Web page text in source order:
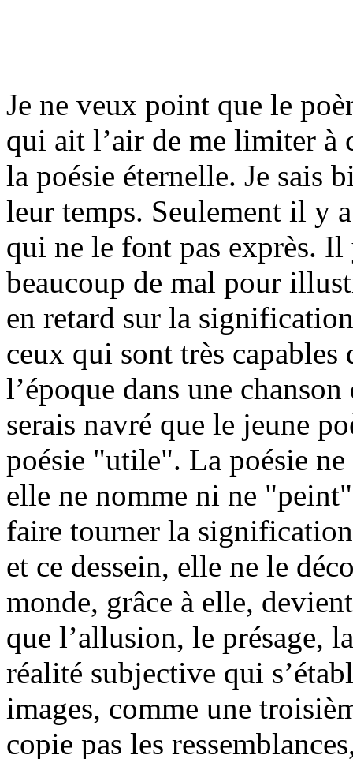
Je ne veux point que le
qui ait l’air de me limiter à
la poésie éternelle. Je sais
leur temps. Seulement il y
qui ne le font pas exprès.
beaucoup de mal pour
en retard sur la
ceux qui sont très
l’époque dans une
serais navré que le jeune
poésie "utile". La poésie
elle ne nomme ni ne
faire tourner la signification
et ce dessein, elle ne le
monde, grâce à elle,
que l’allusion, le présage,
réalité subjective qui
images, comme une
copie pas les